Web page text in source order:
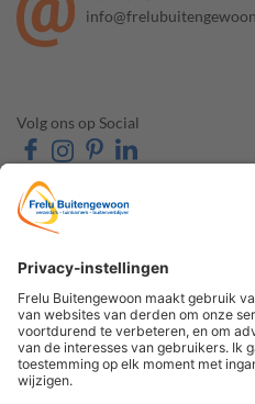
Volg ons op Social
OVER FRELU
BUITENGEWOON
Over ons
Contact & Route
Openingstijden
Veelgestelde vragen